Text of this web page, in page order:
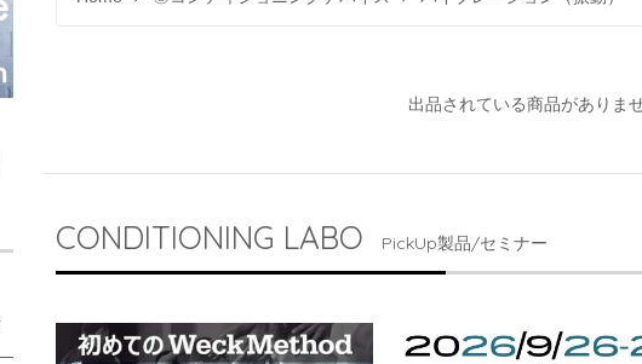
出品されている商品がありま
CONDITIONING LABO PickUp製品/セミナー